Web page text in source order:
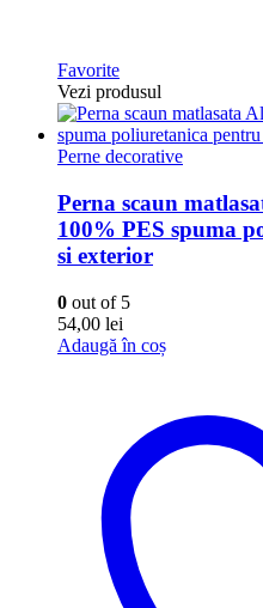
Favorite
Vezi produsul
Perne decorative
Perna scaun
100% PES spuma
si exterior
0 out of 5
54,00 lei
Adaugă în coș